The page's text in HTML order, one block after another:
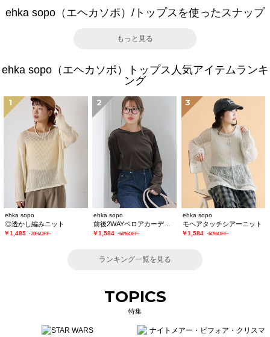
ehka sopo（エヘカソポ）/トップスを使ったスナップ
もっと見る
ehka sopo（エヘカソポ）トップス人気アイテムランキ
ング
1
ehka sopo
◎透かし編みニット
￥1,485 -70%OFF-
2
ehka sopo
￥1,584 -60%OFF-
3
ehka sopo
モヘアタッチシアーニット
￥1,584 -60%OFF-
ランキング一覧を見る
TOPICS
特集